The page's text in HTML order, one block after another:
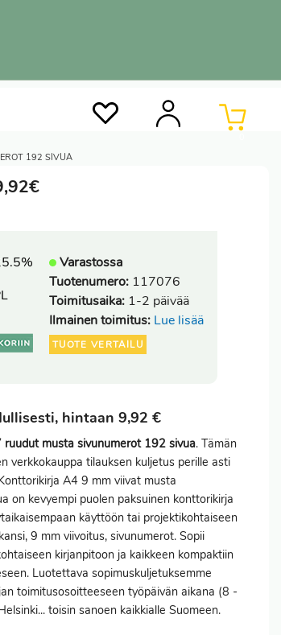
192 SIVUA
Varastossa
Tuotenumero: 117076
Toimitusaika: 1-2 päivää
Ilmainen toimitus: Lue lisää
TUOTE VERTAILU
hintaan 9,92 €
musta sivunumerot 192 sivua. Tämän
verkkokauppa tilauksen kuljetus perille asti
A4 9 mm viivat musta
on kevyempi puolen paksuinen konttorikirja
käyttöön tai projektikohtaiseen
9 mm viivoitus, sivunumerot. Sopii
kirjanpitoon ja kaikkeen kompaktiin
Luotettava sopimuskuljetuksemme
toimitusosoitteeseen työpäivän aikana (8 -
toisin sanoen kaikkialle Suomeen.